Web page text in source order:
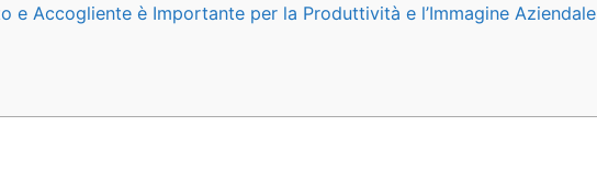
e Accogliente è Importante per la Produttività e l’Immagine Aziendale